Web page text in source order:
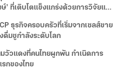
’ ที่เติบโตแข็งแกร่งด้วยการวิจัยและ
ธุรกิจครอบครัวที่เริ่มจากเซลส์ขาย
ดื่มชูกำลังระดับโลก
มวัวแดงที่คนไทยผูกพัน กำเนิดการ
กของไทย